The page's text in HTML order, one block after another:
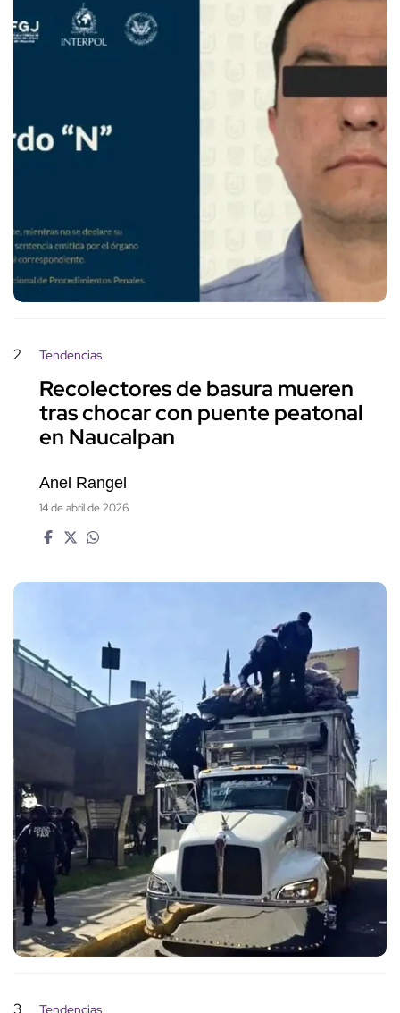
2 Tendencias
Recolectores de basura mueren
tras chocar con puente peatonal
en Naucalpan
Anel Rangel
14 de abril de 2026
3 Tendencias